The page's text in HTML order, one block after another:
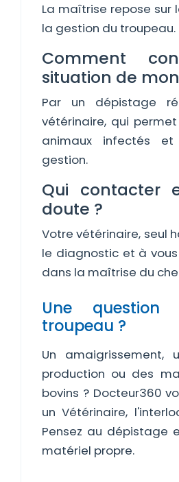
La maîtrise repose
la gestion du troupeau.
Comment
situation de
Par un dépistage
vétérinaire, qui
animaux infectés
gestion.
Qui contacter
doute ?
Votre vétérinaire, seul
le diagnostic et à
dans la maîtrise du
Une
troupeau ?
Un amaigrissement,
production ou des
bovins ? Docteur360
un Vétérinaire,
Pensez au dépistage
matériel propre.